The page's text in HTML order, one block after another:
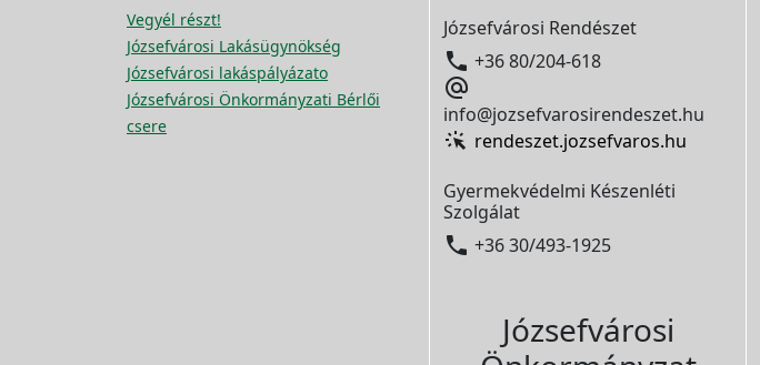
Vegyél részt!
Józsefvárosi Lakásügynökség
Józsefvárosi lakáspályázato
Józsefvárosi Önkormányzati Bérlői
csere
Józsefvárosi Rendészet
 +36 80/204-618

info@jozsefvarosirendeszet.hu
rendeszet.jozsefvaros.hu
Gyermekvédelmi Készenléti
Szolgálat
 +36 30/493-1925
Józsefvárosi